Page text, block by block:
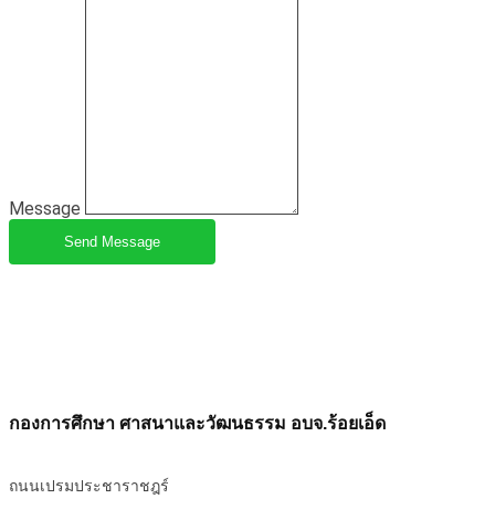
Message
Send Message
กองการศึกษา ศาสนาและวัฒนธรรม อบจ.ร้อยเอ็ด
ถนนเปรมประชาราชฎร์